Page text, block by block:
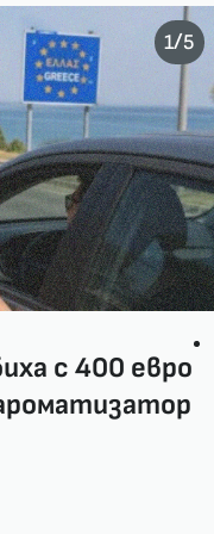
с 400 евро
1/5